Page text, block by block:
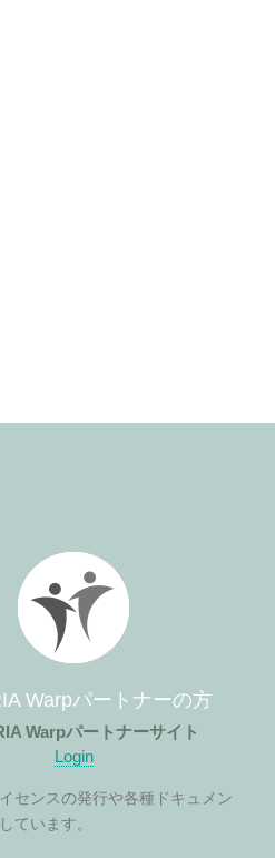
Warpパートナーの方
Warpパートナーサイト
Login
センスの発行や各種ドキュメン
ています。